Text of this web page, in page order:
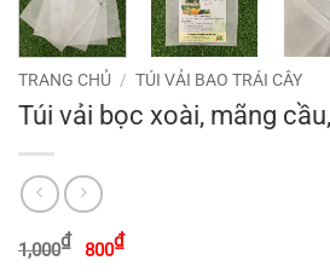
TRANG CHỦ / TÚI VẢI BAO TRÁI CÂY
Túi vải bọc xoài, mãng
1,000₫
Giá
gốc
800₫Giá
hiện